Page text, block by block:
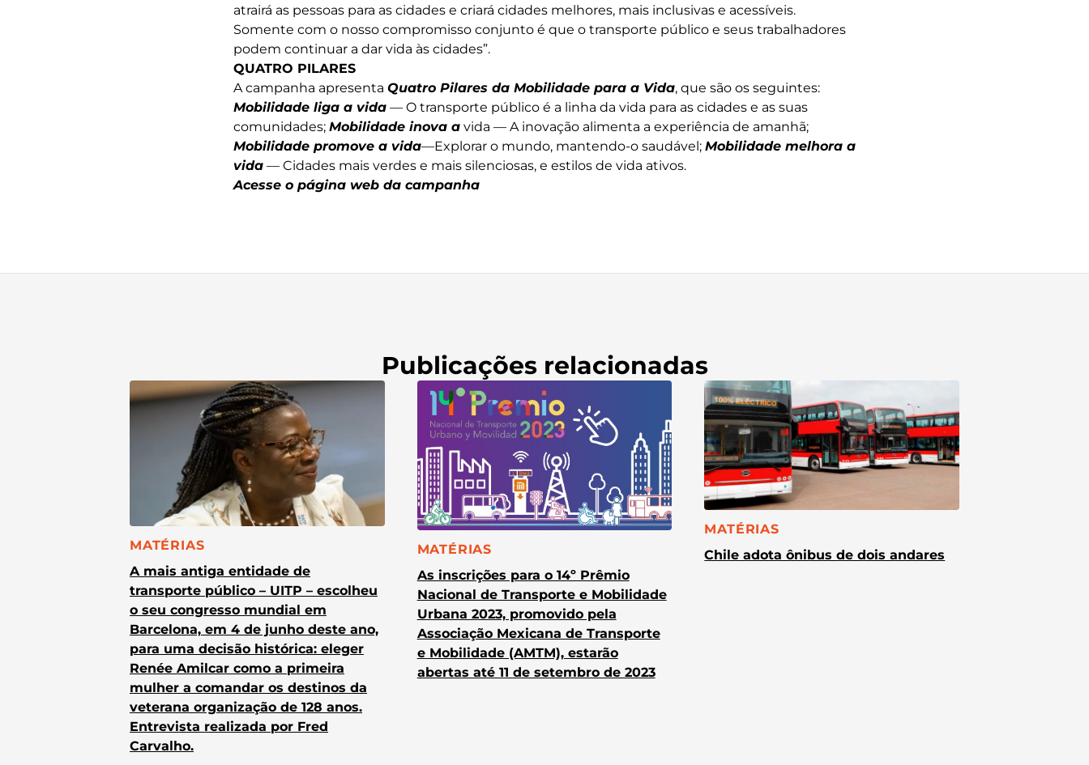
atrairá as pessoas para as cidades e criará cidades melhores, mais inclusivas e acessíveis.
Somente com o nosso compromisso conjunto é que o transporte público e seus trabalhadores
podem continuar a dar vida às cidades”.
QUATRO PILARES
A campanha apresenta Quatro Pilares da Mobilidade para a Vida, que são os seguintes:
Mobilidade liga a vida — O transporte público é a linha da vida para as cidades e as suas
comunidades; Mobilidade inova a vida — A inovação alimenta a experiência de amanhã;
Mobilidade promove a vida—Explorar o mundo, mantendo-o saudável; Mobilidade melhora a
vida — Cidades mais verdes e mais silenciosas, e estilos de vida ativos.
Acesse o página web da campanha
Publicações relacionadas
CATEGORIA:
MATÉRIAS
A mais antiga entidade de
transporte público – UITP – escolheu
o seu congresso mundial em
Barcelona, em 4 de junho deste ano,
para uma decisão histórica: eleger
Renée Amilcar como a primeira
mulher a comandar os destinos da
veterana organização de 128 anos.
Entrevista realizada por Fred
Carvalho.
CATEGORIA:
MATÉRIAS
As inscrições para o 14º Prêmio
Nacional de Transporte e Mobilidade
Urbana 2023, promovido pela
Associação Mexicana de Transporte
e Mobilidade (AMTM), estarão
abertas até 11 de setembro de 2023
CATEGORIA:
MATÉRIAS
Chile adota ônibus de dois andares